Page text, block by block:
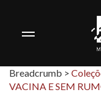
Breadcrumb >
VACINA E SEM